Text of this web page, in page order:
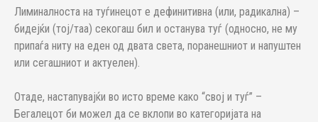
Лиминалноста на туѓинецот е дефинитивна (или, радикална) –
бидејќи (тој/таа) секогаш бил и останува туѓ (односно, не му
припаѓа ниту на еден од двата света, поранешниот и напуштен
или сегашниот и актуелен).
Отаде, настапувајќи во исто време како “свој и туѓ” –
Бегалецот би можел да се вклопи во категоријата на